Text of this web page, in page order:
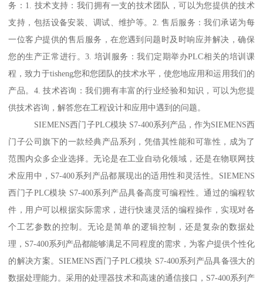
务：1. 技术支持：我们拥有一支的技术团队，可以为您提供的技术
支持，包括设备安装、调试、维护等。2. 售后服务：我们承诺为每
一位客户提供的售后服务，在您遇到问题时及时响应并解决，确保
您的生产正常进行。3. 培训服务：我们定期举办PLC相关的培训课
程，致力于tisheng您和您团队的技术水平，使您地应用和运用我们的
产品。4. 技术咨询：我们拥有丰富的行业经验和知识，可以为您提
供技术咨询，解答您在工程设计和应用中遇到的问题。
SIEMENS西门子PLC模块 S7-400系列产品，作为SIEMENS西
门子公司旗下的一款经典产品系列，凭借其性能和可靠性，成为了
范围内众多企业选择。无论是在工业自动化领域，还是在物联网技
术应用中，S7-400系列产品都展现出的适用性和灵活性。SIEMENS
西门子PLC模块 S7-400系列产品具备高度可编程性。通过的编程软
件，用户可以根据实际需求，进行快速灵活的编程操作，实现对各
个工艺参数的控制。无论是简单的逻辑控制，还是复杂的数据处
理，S7-400系列产品都能够满足不同程度的需求，为客户提供个性化
的解决方案。SIEMENS西门子PLC模块 S7-400系列产品具备强大的
数据处理能力。采用的处理器技术和高速的通信接口，S7-400系列产